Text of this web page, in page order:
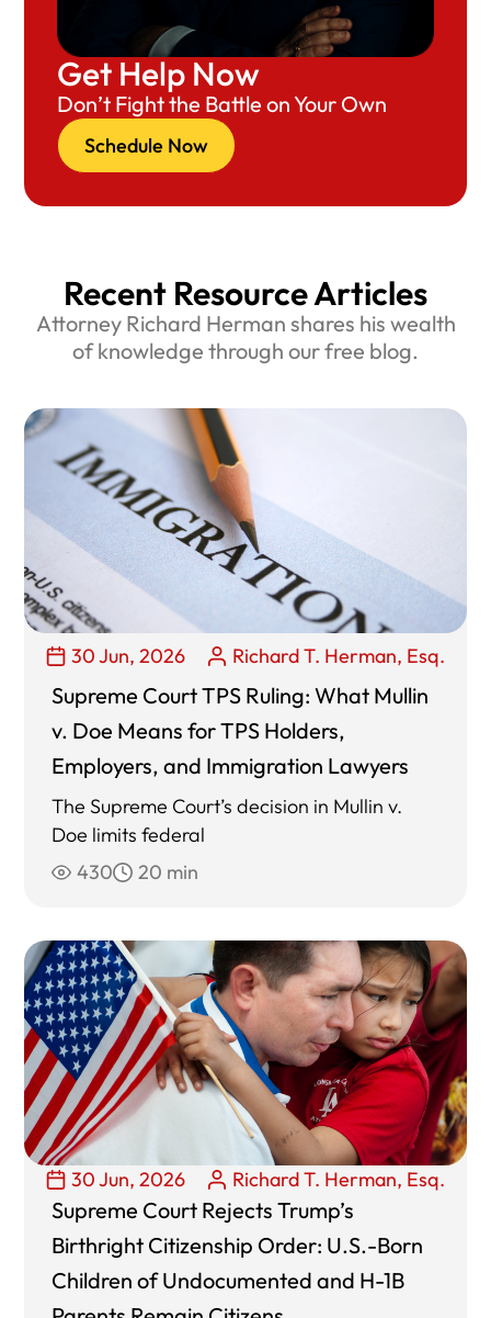
Get Help Now
Don’t Fight the Battle on Your Own
Schedule Now
Recent Resource Articles
Attorney Richard Herman shares his wealth
of knowledge through our free blog.
30 Jun, 2026 Richard T. Herman, Esq.
Supreme Court TPS Ruling: What Mullin
v. Doe Means for TPS Holders,
Employers, and Immigration Lawyers
The Supreme Court’s decision in Mullin v.
Doe limits federal
430
20 min
30 Jun, 2026 Richard T. Herman, Esq.
Supreme Court Rejects Trump’s
Birthright Citizenship Order: U.S.-Born
Children of Undocumented and H-1B